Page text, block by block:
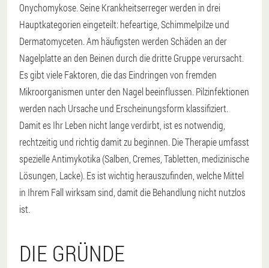
Onychomykose. Seine Krankheitserreger werden in drei
Hauptkategorien eingeteilt: hefeartige, Schimmelpilze und
Dermatomyceten. Am häufigsten werden Schäden an der
Nagelplatte an den Beinen durch die dritte Gruppe verursacht.
Es gibt viele Faktoren, die das Eindringen von fremden
Mikroorganismen unter den Nagel beeinflussen. Pilzinfektionen
werden nach Ursache und Erscheinungsform klassifiziert.
Damit es Ihr Leben nicht lange verdirbt, ist es notwendig,
rechtzeitig und richtig damit zu beginnen. Die Therapie umfasst
spezielle Antimykotika (Salben, Cremes, Tabletten, medizinische
Lösungen, Lacke). Es ist wichtig herauszufinden, welche Mittel
in Ihrem Fall wirksam sind, damit die Behandlung nicht nutzlos
ist.
DIE GRÜNDE